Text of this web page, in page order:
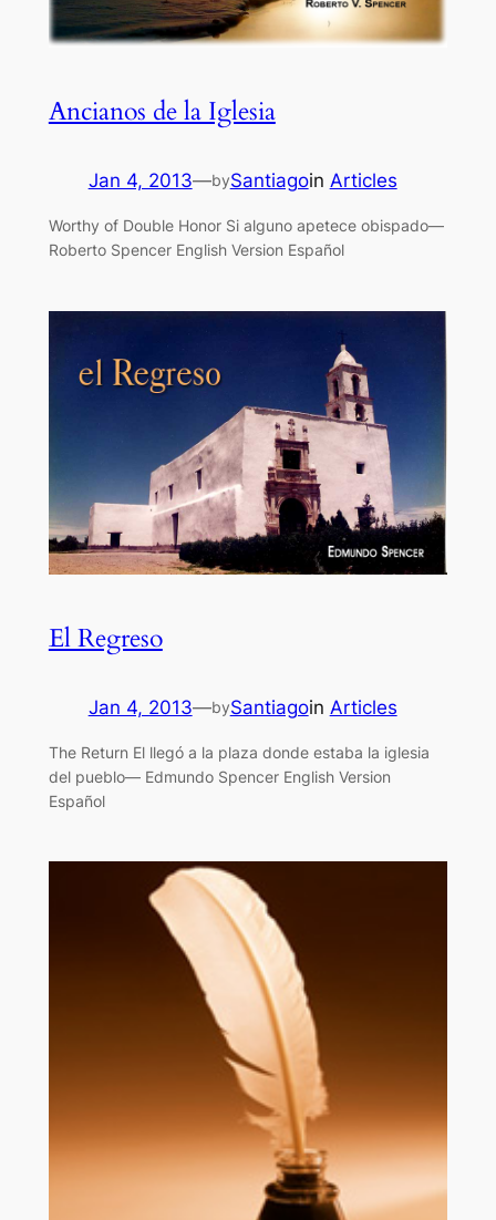
Ancianos de la Iglesia
Jan 4, 2013—bySantiagoin Articles
Worthy of Double Honor Si alguno apetece obispado—
Roberto Spencer English Version Español
El Regreso
Jan 4, 2013—bySantiagoin Articles
The Return El llegó a la plaza donde estaba la iglesia
del pueblo— Edmundo Spencer English Version
Español